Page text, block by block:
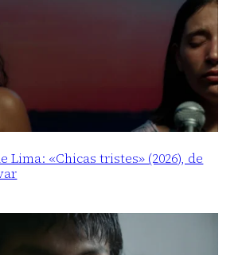
Lima: «Chicas tristes» (2026), de